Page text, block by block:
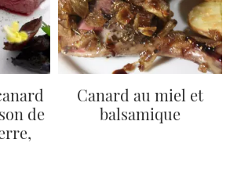
de
Canard au miel et
balsamique